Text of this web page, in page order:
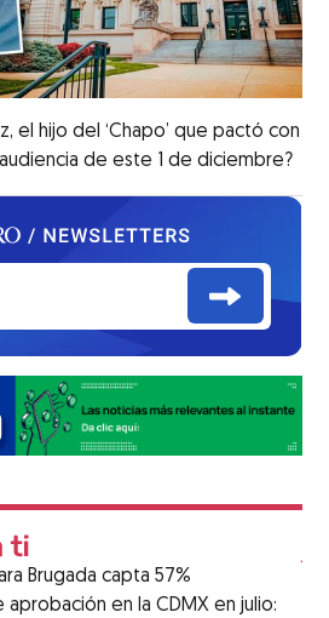
el hijo del ‘Chapo’ que pactó con
audiencia de este 1 de diciembre?
Brugada capta 57%
aprobación en la CDMX en julio: